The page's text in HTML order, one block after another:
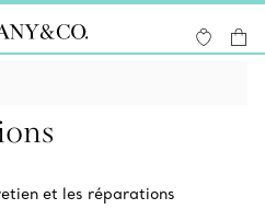
et les réparations